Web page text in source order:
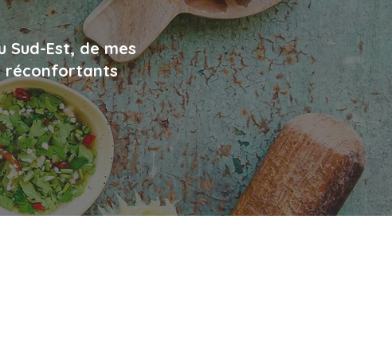
Sud-Est, de mes
réconfortants